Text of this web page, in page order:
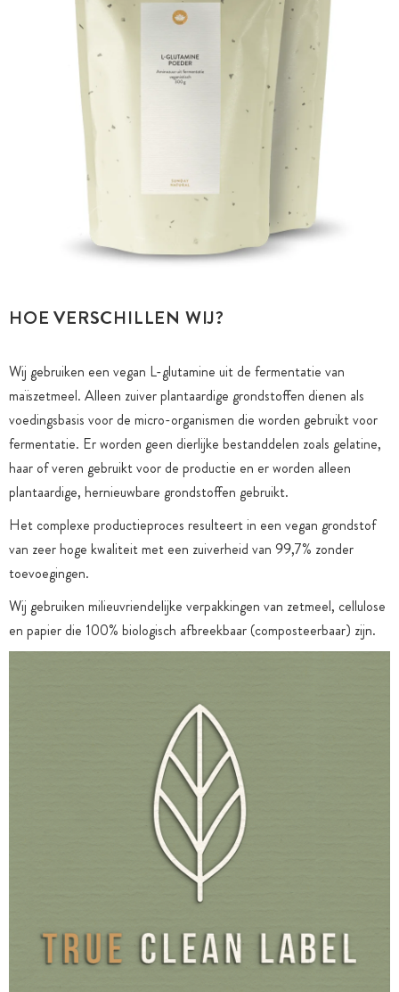
HOE VERSCHILLEN WIJ?
Wij gebruiken een vegan L-glutamine uit de fermentatie van
maïszetmeel. Alleen zuiver plantaardige grondstoffen dienen als
voedingsbasis voor de micro-organismen die worden gebruikt voor
fermentatie. Er worden geen dierlijke bestanddelen zoals gelatine,
haar of veren gebruikt voor de productie en er worden alleen
plantaardige, hernieuwbare grondstoffen gebruikt.
Het complexe productieproces resulteert in een vegan grondstof
van zeer hoge kwaliteit met een zuiverheid van 99,7% zonder
toevoegingen.
Wij gebruiken milieuvriendelijke verpakkingen van zetmeel, cellulose
en papier die 100% biologisch afbreekbaar (composteerbaar) zijn.